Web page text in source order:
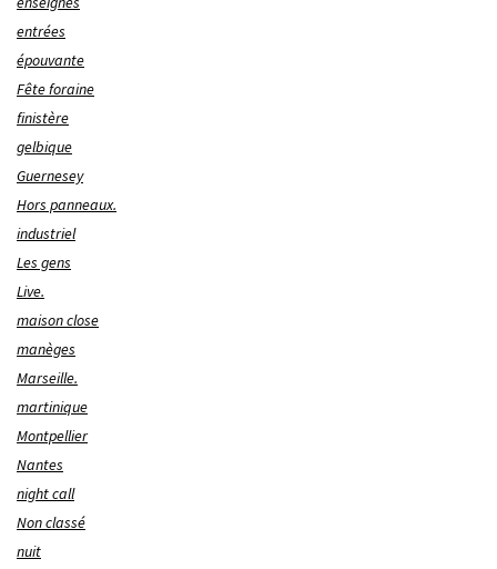
entrées
épouvante
Fête foraine
finistère
gelbique
Guernesey
Hors panneaux.
industriel
Les gens
Live.
maison close
manèges
Marseille.
martinique
Montpellier
Nantes
night call
Non classé
nuit